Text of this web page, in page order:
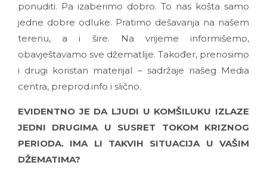
ponuditi. Pa izaberimo dobro. To nas košta samo
jedne dobre odluke. Pratimo dešavanja na našem
terenu, a i šire. Na vrijeme informišemo,
obavještavamo sve džematlije. Također, prenosimo
i drugi koristan materijal – sadržaje našeg Media
centra, preprod.info i slično.
EVIDENTNO JE DA LJUDI U KOMŠILUKU IZLAZE
JEDNI DRUGIMA U SUSRET TOKOM KRIZNOG
PERIODA. IMA LI TAKVIH SITUACIJA U VAŠIM
DŽEMATIMA?